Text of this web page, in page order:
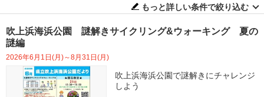
もっと詳しい条件で絞り込む
吹上浜海浜公園 謎解きサイクリング&ウォーキング 夏の
謎編
2026年6月1日(月)～8月31日(月)
吹上浜海浜公園で謎解きにチャレンジ
しよう